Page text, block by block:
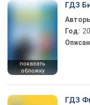
показать
обложку
ГДЗ
Год:
ГДЗ